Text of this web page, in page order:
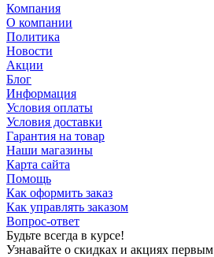
Компания
О компании
Политика
Новости
Акции
Блог
Информация
Условия оплаты
Условия доставки
Гарантия на товар
Наши магазины
Карта сайта
Помощь
Как оформить заказ
Как управлять заказом
Вопрос-ответ
Будьте всегда в курсе!
Узнавайте о скидках и акциях первым